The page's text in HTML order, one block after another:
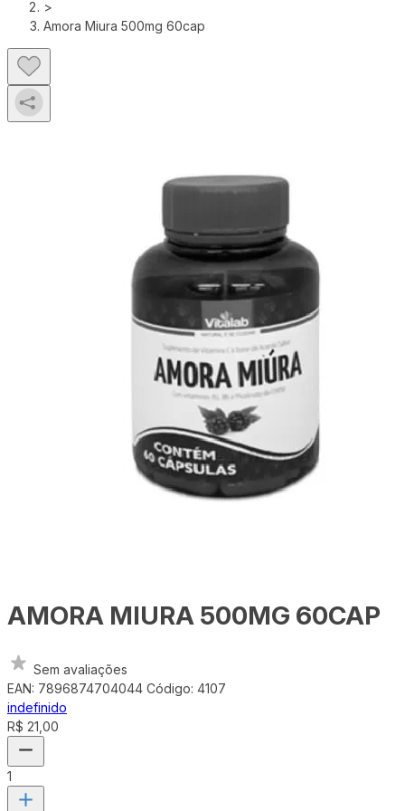
>
Amora Miura 500mg 60cap
AMORA MIURA 500MG 60CAP
Sem avaliações
EAN: 7896874704044 Código: 4107
indefinido
R$ 21,00
1